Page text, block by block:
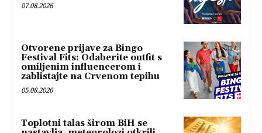
07.08.2026
Otvorene prijave za Bingo
Festival Fits: Odaberite outfit s
omiljenim influencerom i
zablistajte na Crvenom tepihu
05.08.2026
Toplotni talas širom BiH se